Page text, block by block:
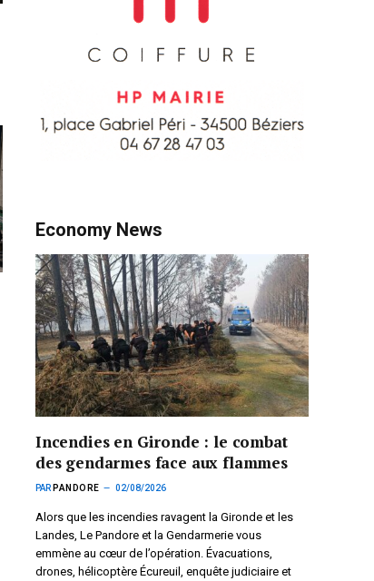
Economy News
Incendies en Gironde : le combat
des gendarmes face aux flammes
PAR PANDORE 02/08/2026
Alors que les incendies ravagent la Gironde et les
Landes, Le Pandore et la Gendarmerie vous
emmène au cœur de l’opération. Évacuations,
drones, hélicoptère Écureuil, enquête judiciaire et